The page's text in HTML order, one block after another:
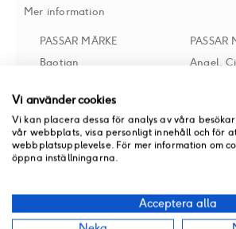
Mer information
PASSAR MÄRKE
Baotian
PASSAR
Angel,
Vintage
Vi använder cookies
Vi kan placera dessa för analys av våra
vår webbplats, visa personligt innehåll och för
webbplatsupplevelse. För mer information om
öppna inställningarna.
Acceptera alla